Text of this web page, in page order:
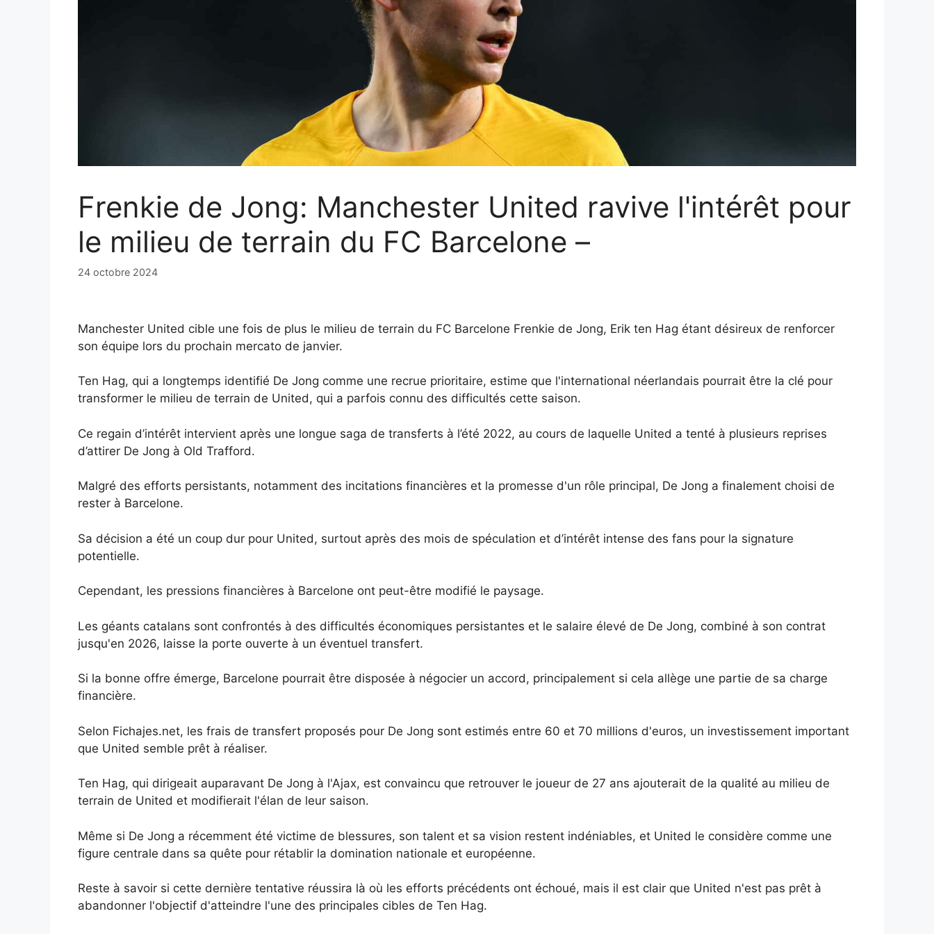
Frenkie de Jong: Manchester United ravive l'intérêt pour
le milieu de terrain du FC Barcelone –
24 octobre 2024
Manchester United cible une fois de plus le milieu de terrain du FC Barcelone Frenkie de Jong, Erik ten Hag étant désireux de renforcer
son équipe lors du prochain mercato de janvier.
Ten Hag, qui a longtemps identifié De Jong comme une recrue prioritaire, estime que l'international néerlandais pourrait être la clé pour
transformer le milieu de terrain de United, qui a parfois connu des difficultés cette saison.
Ce regain d’intérêt intervient après une longue saga de transferts à l’été 2022, au cours de laquelle United a tenté à plusieurs reprises
d’attirer De Jong à Old Trafford.
Malgré des efforts persistants, notamment des incitations financières et la promesse d'un rôle principal, De Jong a finalement choisi de
rester à Barcelone.
Sa décision a été un coup dur pour United, surtout après des mois de spéculation et d’intérêt intense des fans pour la signature
potentielle.
Cependant, les pressions financières à Barcelone ont peut-être modifié le paysage.
Les géants catalans sont confrontés à des difficultés économiques persistantes et le salaire élevé de De Jong, combiné à son contrat
jusqu'en 2026, laisse la porte ouverte à un éventuel transfert.
Si la bonne offre émerge, Barcelone pourrait être disposée à négocier un accord, principalement si cela allège une partie de sa charge
financière.
Selon Fichajes.net, les frais de transfert proposés pour De Jong sont estimés entre 60 et 70 millions d'euros, un investissement important
que United semble prêt à réaliser.
Ten Hag, qui dirigeait auparavant De Jong à l'Ajax, est convaincu que retrouver le joueur de 27 ans ajouterait de la qualité au milieu de
terrain de United et modifierait l'élan de leur saison.
Même si De Jong a récemment été victime de blessures, son talent et sa vision restent indéniables, et United le considère comme une
figure centrale dans sa quête pour rétablir la domination nationale et européenne.
Reste à savoir si cette dernière tentative réussira là où les efforts précédents ont échoué, mais il est clair que United n'est pas prêt à
abandonner l'objectif d'atteindre l'une des principales cibles de Ten Hag.